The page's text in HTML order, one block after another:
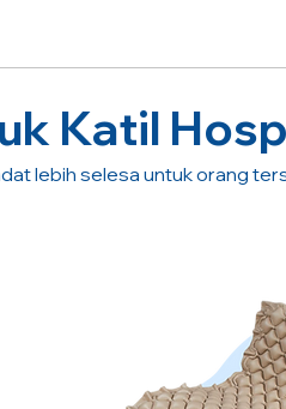
Katil
lebih selesa untuk orang